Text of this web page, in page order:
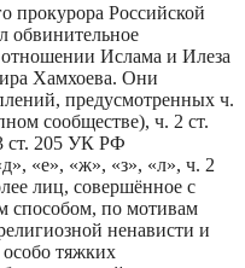
прокурора Российской
обвинительное
Ислама и Илеза
Хамхоева. Они
предусмотренных ч.
сообществе), ч. 2 ст.
ст. 205 УК РФ
«е», «ж», «з», «л», ч. 2
лиц, совершённое с
способом, по мотивам
ненависти и
тяжких